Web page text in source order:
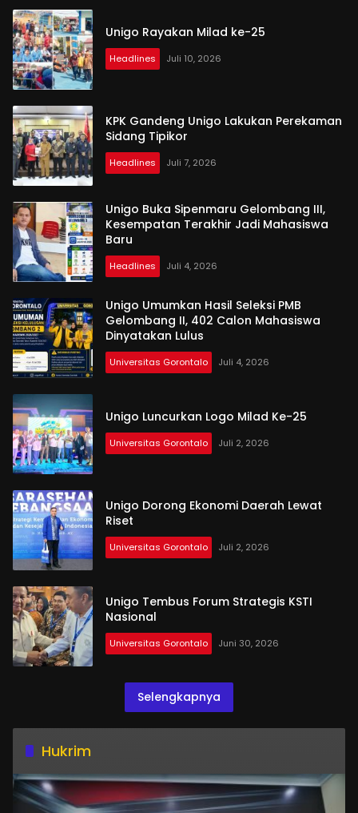
Unigo Rayakan Milad ke-25
Headlines Juli 10, 2026
KPK Gandeng Unigo Lakukan Perekaman
Sidang Tipikor
Headlines Juli 7, 2026
Unigo Buka Sipenmaru Gelombang III,
Kesempatan Terakhir Jadi Mahasiswa
Baru
Headlines Juli 4, 2026
Unigo Umumkan Hasil Seleksi PMB
Gelombang II, 402 Calon Mahasiswa
Dinyatakan Lulus
Universitas Gorontalo Juli 4, 2026
Unigo Luncurkan Logo Milad Ke-25
Universitas Gorontalo Juli 2, 2026
Unigo Dorong Ekonomi Daerah Lewat
Riset
Universitas Gorontalo Juli 2, 2026
Unigo Tembus Forum Strategis KSTI
Nasional
Universitas Gorontalo Juni 30, 2026
Selengkapnya
Hukrim